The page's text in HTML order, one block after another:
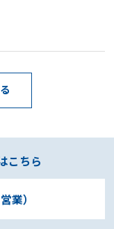
こちら
営業）